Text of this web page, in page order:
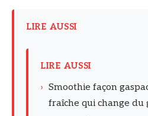
LIRE AUSSI
LIRE AUSSI
› Smoothie façon
fraîche qui change du